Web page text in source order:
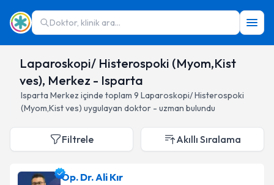
Doktor, klinik ara...
Laparoskopi/ Histerospoki (Myom,Kist
ves), Merkez - Isparta
Isparta Merkez içinde toplam 9 Laparoskopi/ Histerospoki
(Myom,Kist ves) uygulayan doktor - uzman bulundu
Filtrele Akıllı Sıralama
Op. Dr. Ali Kır